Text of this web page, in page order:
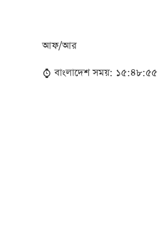
আফ/আর
বাংলাদেশ সময়: ১৫:৪৮:৫৫